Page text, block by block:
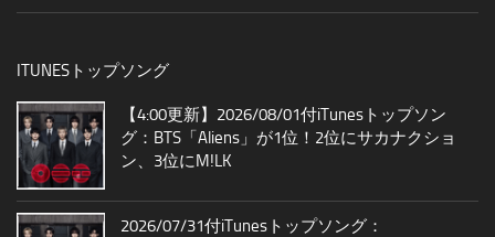
ITUNESトップソング
【4:00更新】2026/08/01付iTunesトップソン
グ：BTS「Aliens」が1位！2位にサカナクショ
ン、3位にM!LK
2026/07/31付iTunesトップソング：